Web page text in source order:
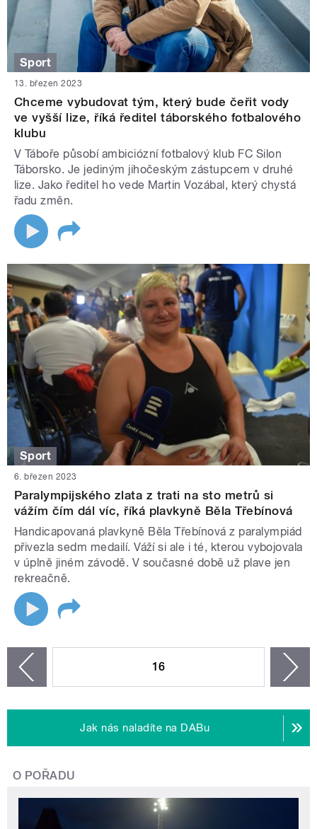
Sport
13. březen 2023
Chceme vybudovat tým, který bude čeřit vody
ve vyšší lize, říká ředitel táborského fotbalového
klubu
V Táboře působí ambiciózní fotbalový klub FC Silon
Táborsko. Je jediným jihočeským zástupcem v druhé
lize. Jako ředitel ho vede Martin Vozábal, který chystá
řadu změn.
Sport
6. březen 2023
Paralympijského zlata z trati na sto metrů si
vážím čím dál víc, říká plavkyně Běla Třebínová
Handicapovaná plavkyně Běla Třebínová z paralympiád
přivezla sedm medailí. Váží si ale i té, kterou vybojovala
v úplně jiném závodě. V současné době už plave jen
rekreačně.
16
Jak nás naladíte na DABu
O POŘADU